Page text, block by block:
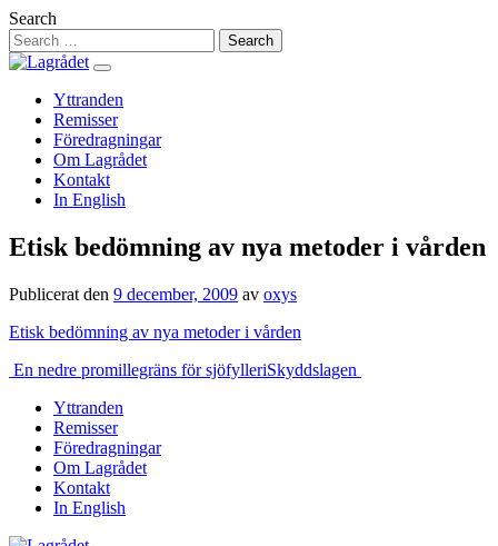
Hoppa
till
innehåll
Search
Yttranden
Remisser
Föredragningar
Om Lagrådet
Kontakt
In English
Etisk bedömning av nya metoder i vården
Publicerat den 9 december, 2009 av oxys
Etisk bedömning av nya metoder i vården
Inläggsnavigering
En nedre promillegräns för sjöfylleriSkyddslagen
Yttranden
Remisser
Föredragningar
Om Lagrådet
Kontakt
In English